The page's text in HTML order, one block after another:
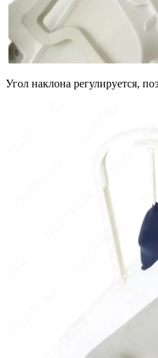
Угол наклона регулируется,